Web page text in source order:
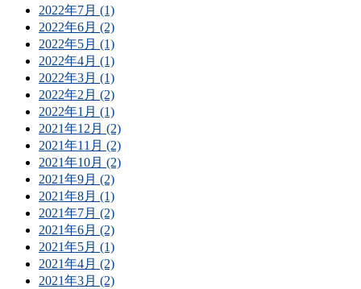
2022年7月 (1)
2022年6月 (2)
2022年5月 (1)
2022年4月 (1)
2022年3月 (1)
2022年2月 (2)
2022年1月 (1)
2021年12月 (2)
2021年11月 (2)
2021年10月 (2)
2021年9月 (2)
2021年8月 (1)
2021年7月 (2)
2021年6月 (2)
2021年5月 (1)
2021年4月 (2)
2021年3月 (2)